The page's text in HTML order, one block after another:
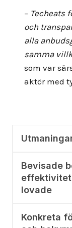
– Techeats
och
alla
samma
som var
aktör med
Bevisade
effektivitet
lovade
Konkreta